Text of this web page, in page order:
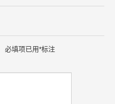
必填项已用*标注